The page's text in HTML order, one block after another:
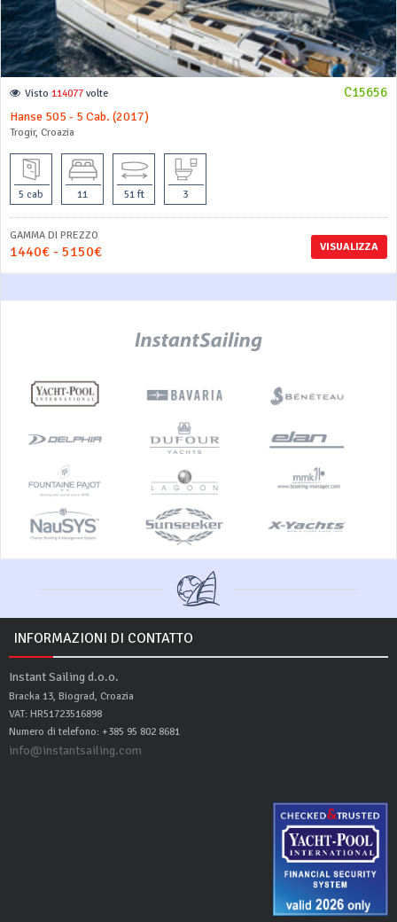
C15656
Visto 114077 volte
Hanse 505 - 5 Cab. (2017)
Trogir, Croazia
5 cab 11 51 ft 3
VISUALIZZA
GAMMA DI PREZZO
1440€ - 5150€
INFORMAZIONI DI CONTATTO
Instant Sailing d.o.o.
Bracka 13, Biograd, Croazia
VAT: HR51723516898
Numero di telefono: +385 95 802 8681
info@instantsailing.com